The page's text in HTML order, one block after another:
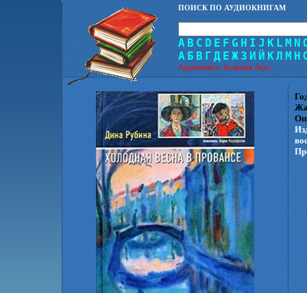
ПОИСК ПО АУДИОКНИГАМ
A B C D E F G H I J K L M N
А Б В Г Д Е Ж З И Й КЛ М Н
Аудиокниги, большая база.